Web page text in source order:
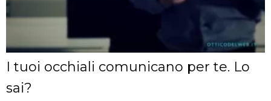
I tuoi occhiali comunicano per te. Lo
sai?